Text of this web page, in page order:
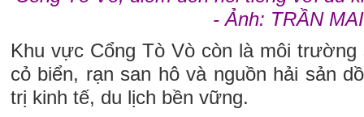
- Ảnh: TRẦN MAI
Khu vực Cổng Tò Vò còn là môi
cỏ biển, rạn san hô và nguồn hải sản
trị kinh tế, du lịch bền vững.